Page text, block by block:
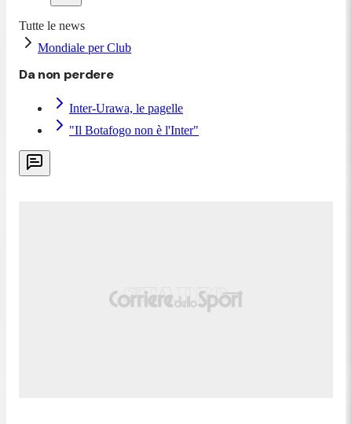
Tutte le news
Mondiale per Club
Da non perdere
Inter-Urawa, le pagelle
"Il Botafogo non è l'Inter"